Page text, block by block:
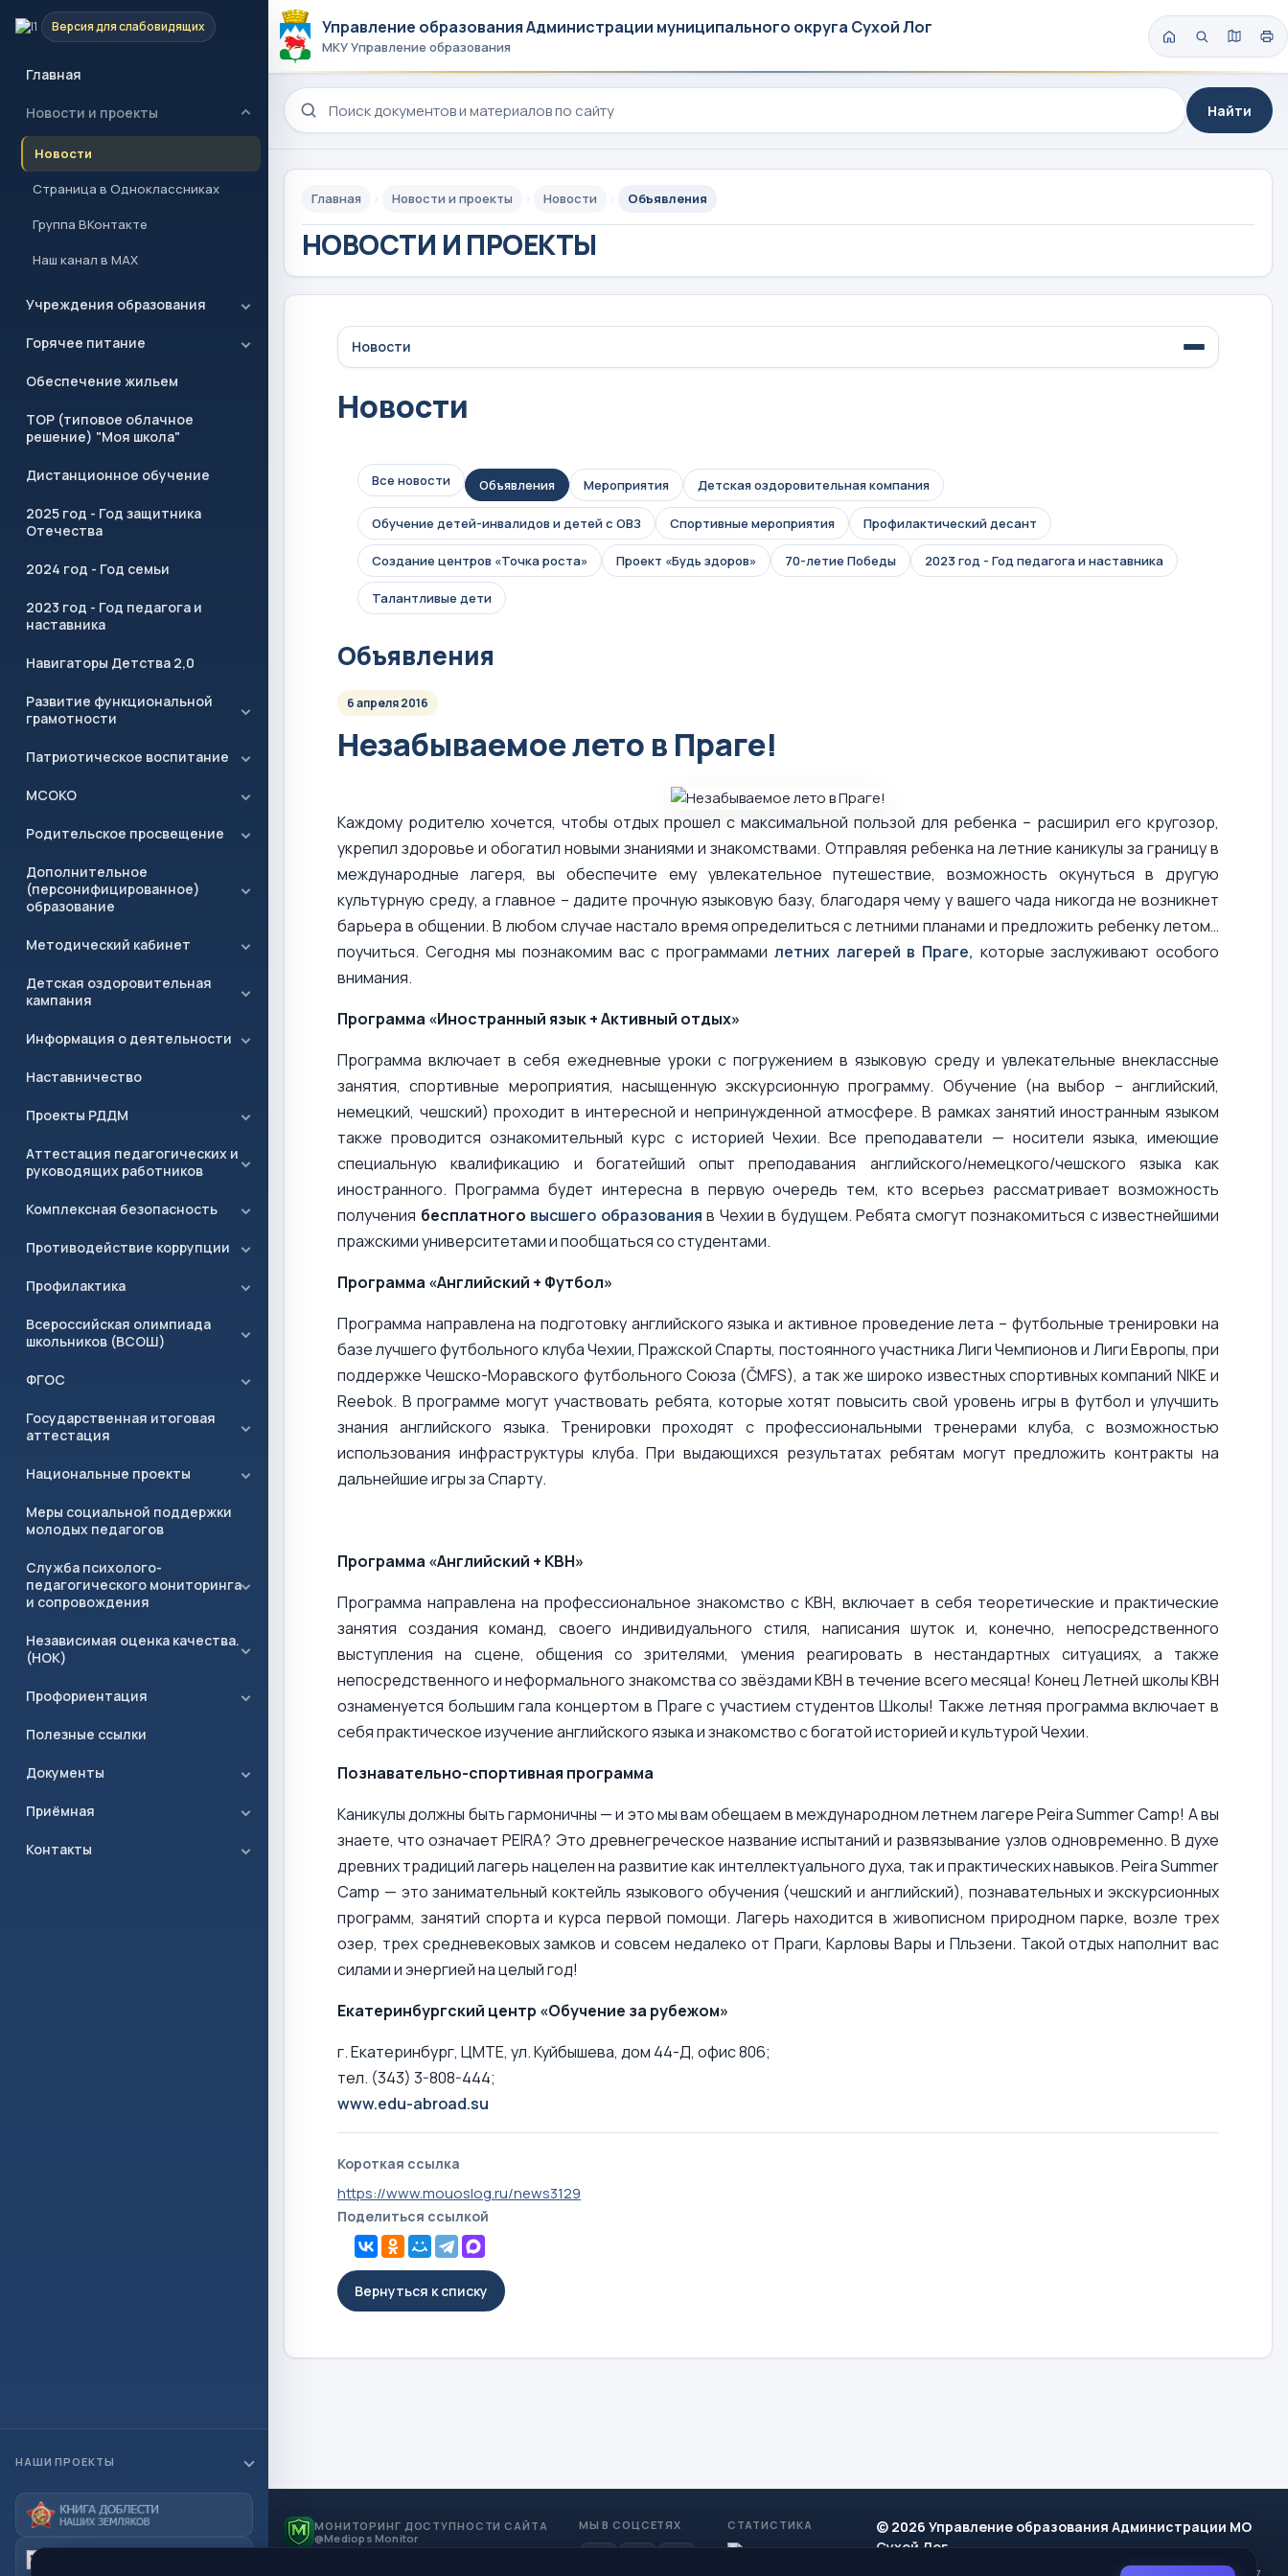
Версия для слабовидящих
Главная
Новости и проекты
Новости
Страница в Одноклассниках
Группа ВКонтакте
Наш канал в MAX
Учреждения образования
Горячее питание
Обеспечение жильем
ТОР (типовое облачное
решение) "Моя школа"
Дистанционное обучение
2025 год - Год защитника
Отечества
2024 год - Год семьи
2023 год - Год педагога и
наставника
Навигаторы Детства 2,0
Развитие функциональной
грамотности
Патриотическое воспитание
МСОКО
Родительское просвещение
Дополнительное
(персонифицированное)
образование
Методический кабинет
Детская оздоровительная
кампания
Информация о деятельности
Наставничество
Проекты РДДМ
Аттестация педагогических и
руководящих работников
Комплексная безопасность
Противодействие коррупции
Профилактика
Всероссийская олимпиада
школьников (ВСОШ)
ФГОС
Государственная итоговая
аттестация
Национальные проекты
Меры социальной поддержки
молодых педагогов
Служба психолого-
педагогического мониторинга
и сопровождения
Независимая оценка качества.
(НОК)
Профориентация
Полезные ссылки
Документы
Приёмная
Контакты
НАШИ ПРОЕКТЫ
Управление образования Администрации муниципального округа Сухой Лог
МКУ Управление образования
Поиск по сайту
Найти
Главная Новости и проекты Новости Объявления
НОВОСТИ И ПРОЕКТЫ
Новости
Новости
Все новости Объявления Мероприятия Детская оздоровительная компания
Обучение детей-инвалидов и детей с ОВЗ Спортивные мероприятия Профилактический десант
Создание центров «Точка роста» Проект «Будь здоров» 70-летие Победы 2023 год - Год педагога и наставника
Талантливые дети
Объявления
6 апреля 2016
Незабываемое лето в Праге!
Каждому родителю хочется, чтобы отдых прошел с максимальной пользой для ребенка – расширил его кругозор,
укрепил здоровье и обогатил новыми знаниями и знакомствами. Отправляя ребенка на летние каникулы за границу в
международные лагеря, вы обеспечите ему увлекательное путешествие, возможность окунуться в другую
культурную среду, а главное – дадите прочную языковую базу, благодаря чему у вашего чада никогда не возникнет
барьера в общении. В любом случае настало время определиться с летними планами и предложить ребенку летом…
поучиться. Сегодня мы познакомим вас с программами летних лагерей в Праге, которые заслуживают особого
внимания.
Программа «Иностранный язык + Активный отдых»
Программа включает в себя ежедневные уроки с погружением в языковую среду и увлекательные внеклассные
занятия, спортивные мероприятия, насыщенную экскурсионную программу. Обучение (на выбор – английский,
немецкий, чешский) проходит в интересной и непринужденной атмосфере. В рамках занятий иностранным языком
также проводится ознакомительный курс с историей Чехии. Все преподаватели — носители языка, имеющие
специальную квалификацию и богатейший опыт преподавания английского/немецкого/чешского языка как
иностранного. Программа будет интересна в первую очередь тем, кто всерьез рассматривает возможность
получения бесплатного высшего образования в Чехии в будущем. Ребята смогут познакомиться с известнейшими
пражскими университетами и пообщаться со студентами.
Программа «Английский + Футбол»
Программа направлена на подготовку английского языка и активное проведение лета – футбольные тренировки на
базе лучшего футбольного клуба Чехии, Пражской Спарты, постоянного участника Лиги Чемпионов и Лиги Европы, при
поддержке Чешско-Моравского футбольного Союза (ČMFS), а так же широко известных спортивных компаний NIKE и
Reebok. В программе могут участвовать ребята, которые хотят повысить свой уровень игры в футбол и улучшить
знания английского языка. Тренировки проходят с профессиональными тренерами клуба, с возможностью
использования инфраструктуры клуба. При выдающихся результатах ребятам могут предложить контракты на
дальнейшие игры за Спарту.
Программа «Английский + КВН»
Программа направлена на профессиональное знакомство с КВН, включает в себя теоретические и практические
занятия создания команд, своего индивидуального стиля, написания шуток и, конечно, непосредственного
выступления на сцене, общения со зрителями, умения реагировать в нестандартных ситуациях, а также
непосредственного и неформального знакомства со звёздами КВН в течение всего месяца! Конец Летней школы КВН
ознаменуется большим гала концертом в Праге с участием студентов Школы! Также летняя программа включает в
себя практическое изучение английского языка и знакомство с богатой историей и культурой Чехии.
Познавательно-спортивная программа
Каникулы должны быть гармоничны — и это мы вам обещаем в международном летнем лагере Peira Summer Camp! А вы
знаете, что означает PEIRA? Это древнегреческое название испытаний и развязывание узлов одновременно. В духе
древних традиций лагерь нацелен на развитие как интеллектуального духа, так и практических навыков. Peira Summer
Camp — это занимательный коктейль языкового обучения (чешский и английский), познавательных и экскурсионных
программ, занятий спорта и курса первой помощи. Лагерь находится в живописном природном парке, возле трех
озер, трех средневековых замков и совсем недалеко от Праги, Карловы Вары и Пльзени. Такой отдых наполнит вас
силами и энергией на целый год!
Екатеринбургский центр «Обучение за рубежом»
г. Екатеринбург, ЦМТЕ, ул. Куйбышева, дом 44-Д, офис 806;
тел. (343) 3-808-444;
www.edu-abroad.su
Короткая ссылка
https://www.mouoslog.ru/news3129
Поделиться ссылкой
Вернуться к списку
МОНИТОРИНГ ДОСТУПНОСТИ САЙТА
@Mediops Monitor
МЫ В СОЦСЕТЯХ СТАТИСТИКА
© 2026 Управление образования Администрации МО
Сухой Лог